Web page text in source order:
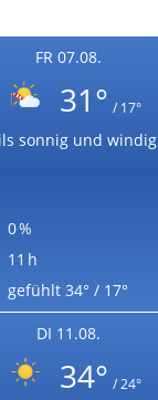
FR 07.08.
31° / 17°
sonnig und windig
0 %
11 h
gefühlt 34° / 17°
DI 11.08.
34° / 24°